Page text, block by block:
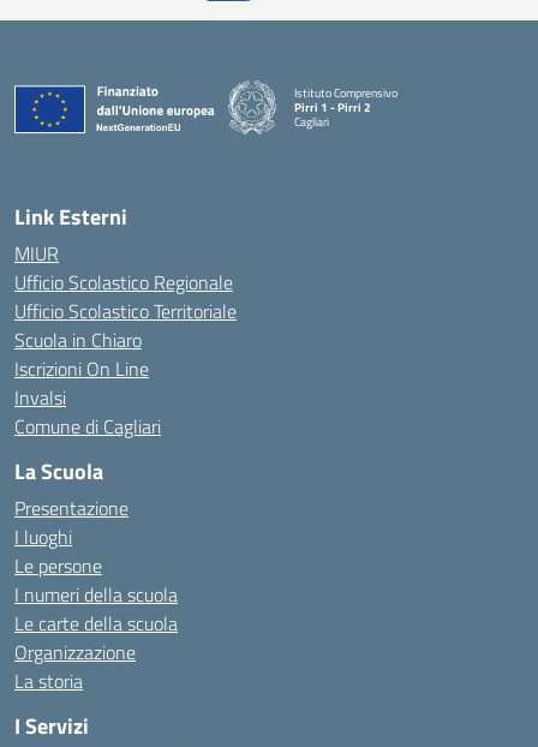
Istituto Comprensivo
Pirri 1 - Pirri 2
Cagliari
— Visita la pagina iniziale della scuola
Link Esterni
MIUR
Ufficio Scolastico Regionale
Ufficio Scolastico Territoriale
Scuola in Chiaro
Iscrizioni On Line
Invalsi
Comune di Cagliari
La Scuola
Presentazione
I luoghi
Le persone
I numeri della scuola
Le carte della scuola
Organizzazione
La storia
I Servizi